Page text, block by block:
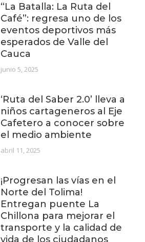
“La Batalla: La Ruta del
Café”: regresa uno de los
eventos deportivos más
esperados de Valle del
Cauca
junio 5, 2025
‘Ruta del Saber 2.0’ lleva a
niños cartageneros al Eje
Cafetero a conocer sobre
el medio ambiente
abril 11, 2025
¡Progresan las vías en el
Norte del Tolima!
Entregan puente La
Chillona para mejorar el
transporte y la calidad de
vida de los ciudadanos